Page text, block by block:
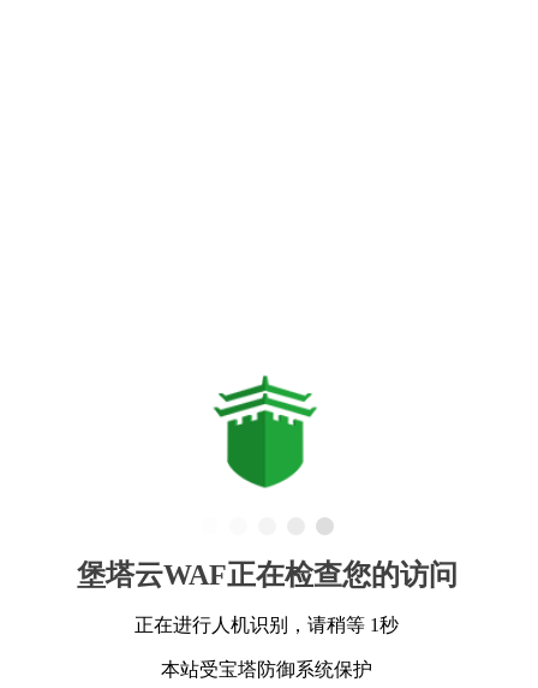
堡塔云WAF正在检查您的访问
正在进行人机识别，请稍等 1秒
本站受宝塔防御系统保护